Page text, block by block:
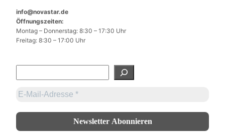
info@novastar.de
Öffnungszeiten:
Montag – Donnerstag: 8:30 – 17:30 Uhr
Freitag: 8:30 – 17:00 Uhr
u
c
e